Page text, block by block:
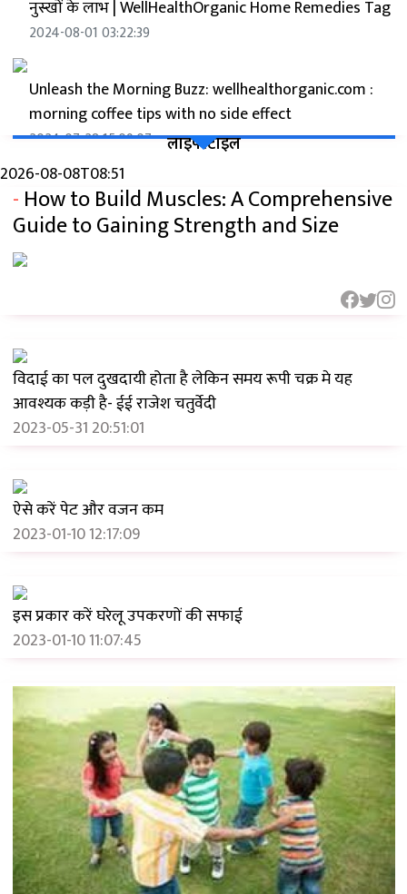
नुस्खों के लाभ | WellHealthOrganic Home Remedies Tag
2024-08-01 03:22:39
Unleash the Morning Buzz: wellhealthorganic.com :
morning coffee tips with no side effect
2024-07-28 15:09:07
Wellhealthorganic.com: सुबह की कॉफी के लिए टिप्स जो
बिना किसी साइड इफेक्ट के हों
फेस ग्लो बढ़ाने के लिए 15 बेहतरीन घरेलू टिप्स: Skin Care In
लाइफ्स्टाइल
2026-08-08T08:51
- How to Build Muscles: A Comprehensive
Guide to Gaining Strength and Size
विदाई का पल दुखदायी होता है लेकिन समय रूपी चक्र मे यह
आवश्यक कड़ी है- ईई राजेश चतुर्वेदी
2023-05-31 20:51:01
ऐसे करें पेट और वजन कम
2023-01-10 12:17:09
इस प्रकार करें घरेलू उपकरणों की सफाई
2023-01-10 11:07:45